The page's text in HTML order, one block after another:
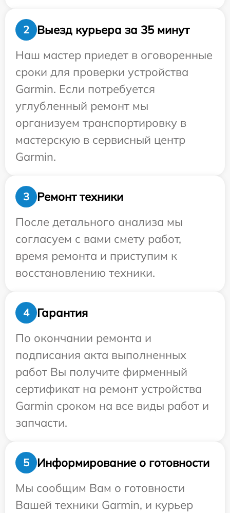
2
Выезд курьера за 35 минут
Наш мастер приедет в оговоренные
сроки для проверки устройства
Garmin. Если потребуется
углубленный ремонт мы
организуем транспортировку в
мастерскую в сервисный центр
Garmin.
3
Ремонт техники
После детального анализа мы
согласуем с вами смету работ,
время ремонта и приступим к
восстановлению техники.
4
Гарантия
По окончании ремонта и
подписания акта выполненных
работ Вы получите фирменный
сертификат на ремонт устройства
Garmin сроком на все виды работ и
запчасти.
5
Информирование о готовности
Мы сообщим Вам о готовности
Вашей техники Garmin, и курьер